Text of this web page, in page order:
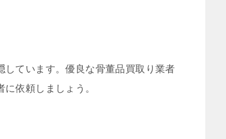
ています。優良な骨董品買取り業者
依頼しましょう。